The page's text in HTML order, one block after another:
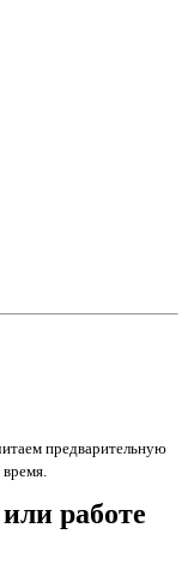
предварительную
работе